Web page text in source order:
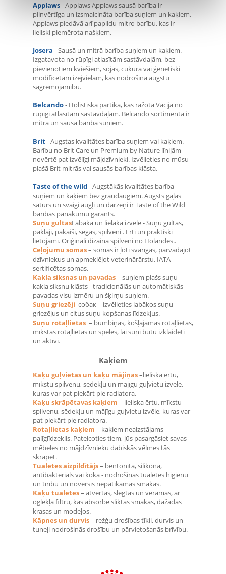
Applaws- Applaws Applaws sausā barība ir
pilnvērtīga un izsmalcināta barība suņiem un kaķiem.
Applaws piedāvā arī papildu mitro barību, kas ir
lieliski piemērota našķiem.
Josera - Sausā un mitrā barība suņiem un kaķiem.
Izgatavota no rūpīgi atlasītām sastāvdaļām, bez
pievienotiem kviešiem, sojas, cukura vai ģenētiski
modificētām izejvielām, kas nodrošina augstu
sagremojamību.
Belcando- Holistiskā pārtika, kas ražota Vācijā no
rūpīgi atlasītām sastāvdaļām. Belcando sortimentā ir
mitrā un sausā barība suņiem.
Brit- Augstas kvalitātes barība suņiem vai kaķiem.
Barību no Brit Care un Premium by Nature līnijām
novērtē pat izvēlīgi mājdzīvnieki. Izvēlieties no mūsu
plašā Brit mitrās vai sausās barības klāsta.
Taste of the wild- Augstākās kvalitātes barība
suņiem un kaķiem bez graudaugiem. Augsts gaļas
saturs un svaigi augļi un dārzeņi ir Taste of the Wild
barības panākumu garants.
Suņu gultasLabākā un lielākā izvēle - Suņu gultas,
paklāji, pakaiši, segas, spilveni . Ērti un praktiski
lietojami. Oriģināli dizaina spilveni no Holandes..
Ceļojumu somas– somas ir ļoti svarīgas, pārvadājot
dzīvniekus un apmeklējot veterinārārstu, IATA
sertificētas somas.
Kakla siksnas un pavadas– suņiem plašs suņu
kakla siksnu klāsts - tradicionālās un automātiskās
pavadas visu izmēru un šķirņu suņiem.
Suņu griezēji собак– izvēlieties labākos suņu
griezējus un citus suņu kopšanas līdzekļus.
Suņu rotaļlietas – bumbiņas, košļājamās rotaļlietas,
mīkstās rotaļlietas un spēles, lai suņi būtu izklaidēti
un aktīvi.
Kaķiem
Kaķu guļvietas un kaķu mājiņas–lieliska ērtu,
mīkstu spilvenu, sēdekļu un mājīgu guļvietu izvēle,
kuras var pat piekārt pie radiatora.
Kaķu skrāpētavas kaķiem – lieliska ērtu, mīkstu
spilvenu, sēdekļu un mājīgu guļvietu izvēle, kuras var
pat piekārt pie radiatora.
Rotaļlietas kaķiem – kaķiem neaizstājams
palīglīdzeklis. Pateicoties tiem, jūs pasargāsiet savas
mēbeles no mājdzīvnieku dabiskās vēlmes tās
skrāpēt.
Tualetes aizpildītājs– bentonīta, silikona,
antibakteriāls vai koka - nodrošinās tualetes higiēnu
un tīrību un novērsīs nepatīkamas smakas.
Kaķu tualetes– atvērtas, slēgtas un veramas, ar
oglekļa filtru, kas absorbē sliktas smakas, dažādās
krāsās un modeļos.
Kāpnes un durvis– režģu drošības tīkli, durvis un
tuneļi nodrošinās drošību un pārvietošanās brīvību.